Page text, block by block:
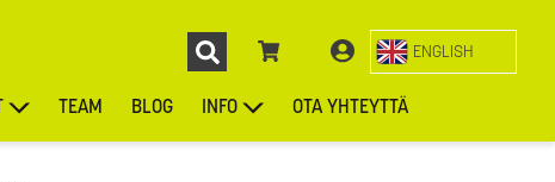
ENGLISH
TEAM BLOG INFO OTA YHTEYTTÄ